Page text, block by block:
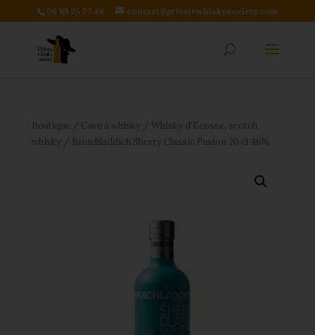
06 83 25 57 46 contact@privatewhiskysociety.com
Boutique / Cave à whisky/ Whisky d'Ecosse, scotch
whisky/ Bruichladdich Sherry Classic Fusion 20 cl 46%